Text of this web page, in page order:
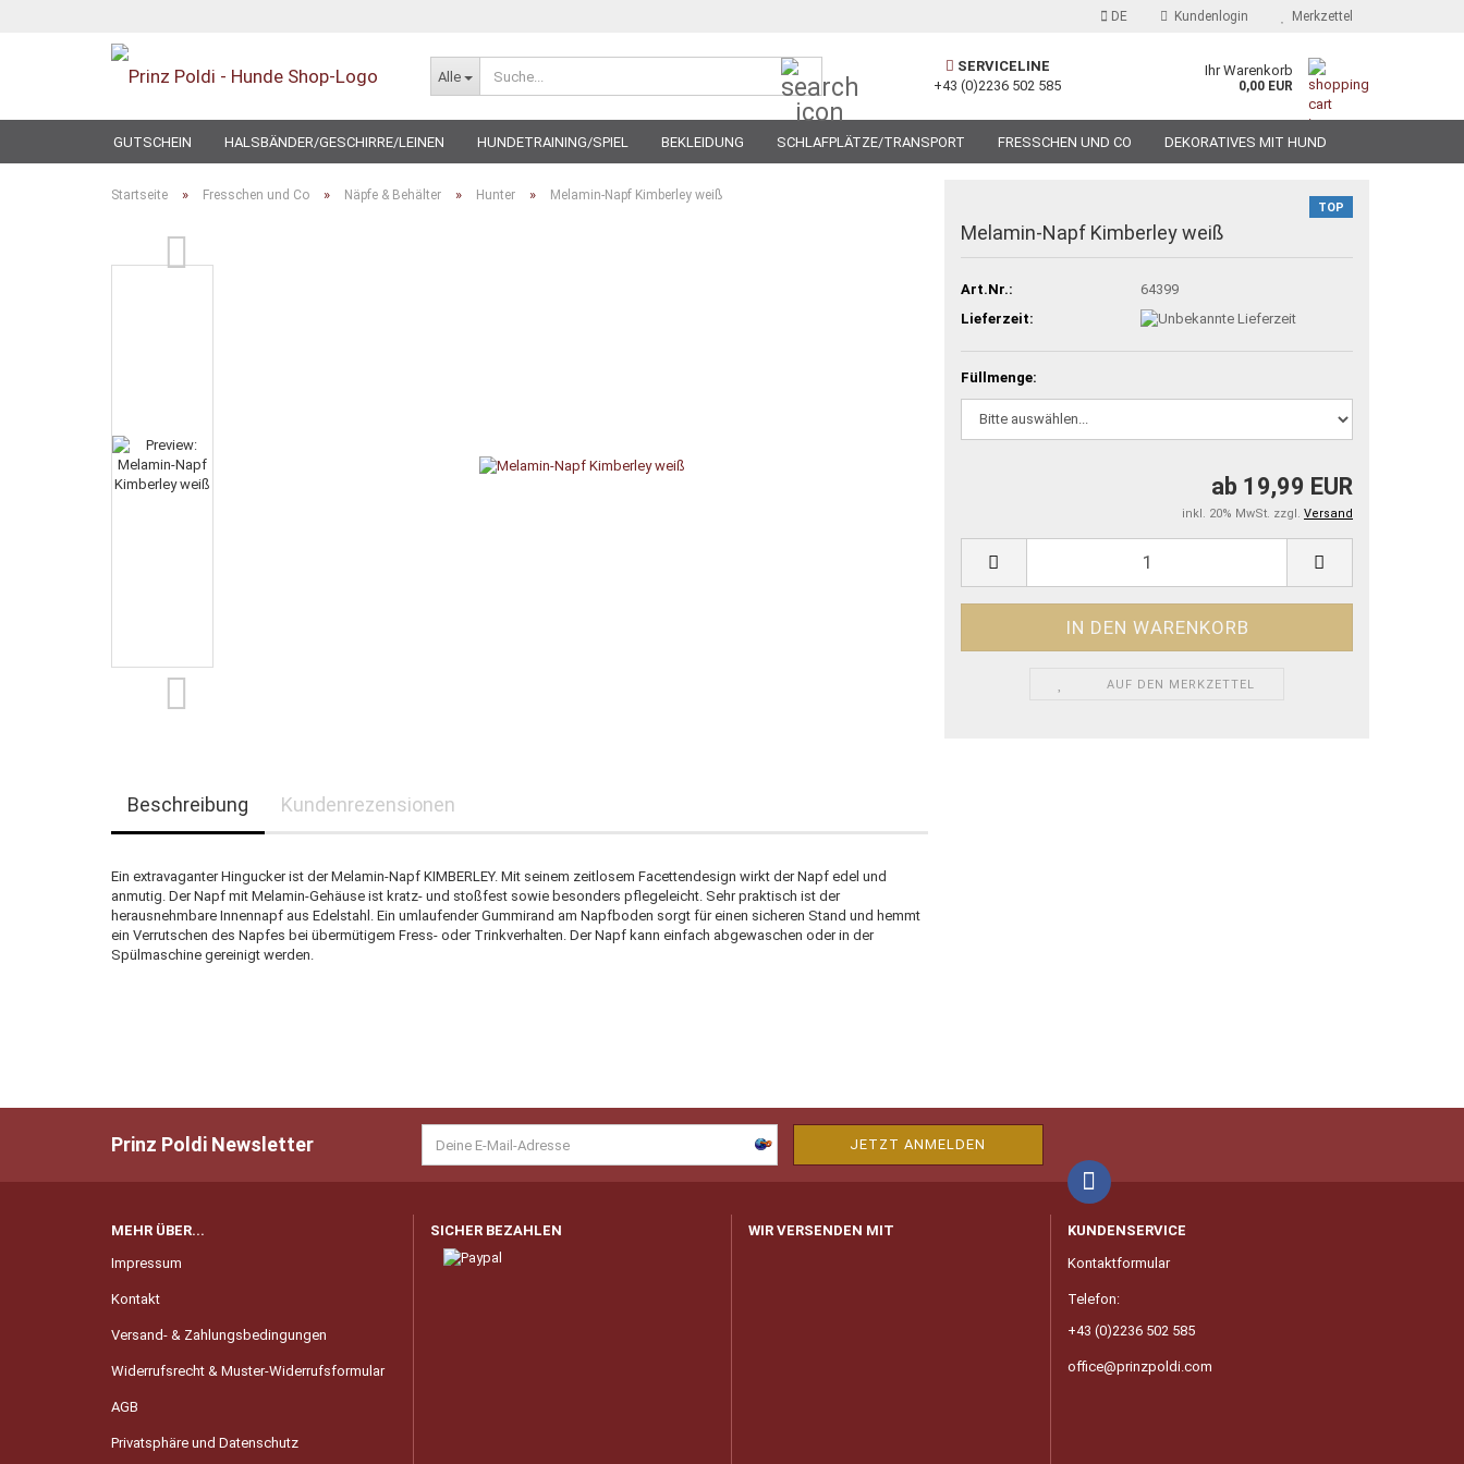
DE Kundenlogin Merkzettel
Alle
SERVICELINE
+43 (0)2236 502 585
Ihr Warenkorb
0,00 EUR
GUTSCHEIN HALSBÄNDER/GESCHIRRE/LEINEN HUNDETRAINING/SPIEL BEKLEIDUNG SCHLAFPLÄTZE/TRANSPORT FRESSCHEN UND CO DEKORATIVES MIT HUND
SPECIAL
Startseite » Fresschen und Co » Näpfe & Behälter » Hunter » Melamin-Napf Kimberley weiß
TOP
Melamin-Napf Kimberley weiß
Art.Nr.:
64399
Lieferzeit:
Füllmenge:
ab 19,99 EUR
inkl. 20% MwSt. zzgl. Versand
AUF DEN MERKZETTEL
Beschreibung Kundenrezensionen
Ein extravaganter Hingucker ist der Melamin-Napf KIMBERLEY. Mit seinem zeitlosem Facettendesign wirkt der Napf edel und
anmutig. Der Napf mit Melamin-Gehäuse ist kratz- und stoßfest sowie besonders pflegeleicht. Sehr praktisch ist der
herausnehmbare Innennapf aus Edelstahl. Ein umlaufender Gummirand am Napfboden sorgt für einen sicheren Stand und hemmt
ein Verrutschen des Napfes bei übermütigem Fress- oder Trinkverhalten. Der Napf kann einfach abgewaschen oder in der
Spülmaschine gereinigt werden.
Prinz Poldi Newsletter
MEHR ÜBER...
Impressum
Kontakt
Versand- & Zahlungsbedingungen
Widerrufsrecht & Muster-Widerrufsformular
AGB
Privatsphäre und Datenschutz
SICHER BEZAHLEN WIR VERSENDEN MIT
KUNDENSERVICE
Kontaktformular
Telefon:
+43 (0)2236 502 585
office@prinzpoldi.com